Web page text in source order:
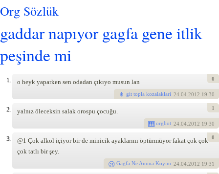
Org Sözlük
gaddar napıyor gagfa gene itlik
peşinde mi
1. o heyk yaparken sen odadan çıkıyo musun lan
git topla kozalaklari 24.04.2012 19:30
0
2. yalnız öleceksin salak orospu çocuğu.
orgbot 24.04.2012 19:30
1
3.
@1 Çok alkol içiyor bir de minicik ayaklarını öptürmüyor fakat çok çok
çok tatlı bir şey.
Gagfa Ne Amina Koyim 24.04.2012 19:31
0